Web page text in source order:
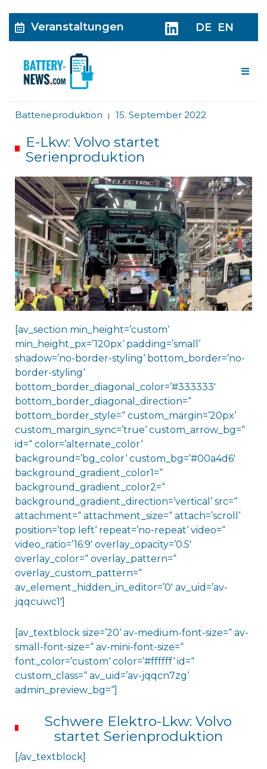
Veranstaltungen DE EN
Batterieproduktion | 15. September 2022
E-Lkw: Volvo startet
Serienproduktion
[av_section min_height=’custom‘
min_height_px=’120px‘ padding=’small‘
shadow=’no-border-styling‘ bottom_border=’no-
border-styling‘
bottom_border_diagonal_color=’#333333′
bottom_border_diagonal_direction=“
bottom_border_style=“ custom_margin=’20px‘
custom_margin_sync=’true‘ custom_arrow_bg=“
id=“ color=’alternate_color‘
background=’bg_color‘ custom_bg=’#00a4d6′
background_gradient_color1=“
background_gradient_color2=“
background_gradient_direction=’vertical‘ src=“
attachment=“ attachment_size=“ attach=’scroll‘
position=’top left‘ repeat=’no-repeat‘ video=“
video_ratio=’16:9′ overlay_opacity=’0.5′
overlay_color=“ overlay_pattern=“
overlay_custom_pattern=“
av_element_hidden_in_editor=’0′ av_uid=’av-
jqqcuwc1′]
[av_textblock size=’20‘ av-medium-font-size=“ av-
small-font-size=“ av-mini-font-size=“
font_color=’custom‘ color=’#ffffff‘ id=“
custom_class=“ av_uid=’av-jqqcn7zg‘
admin_preview_bg=“]
Schwere Elektro-Lkw: Volvo
startet Serienproduktion
[/av_textblock]